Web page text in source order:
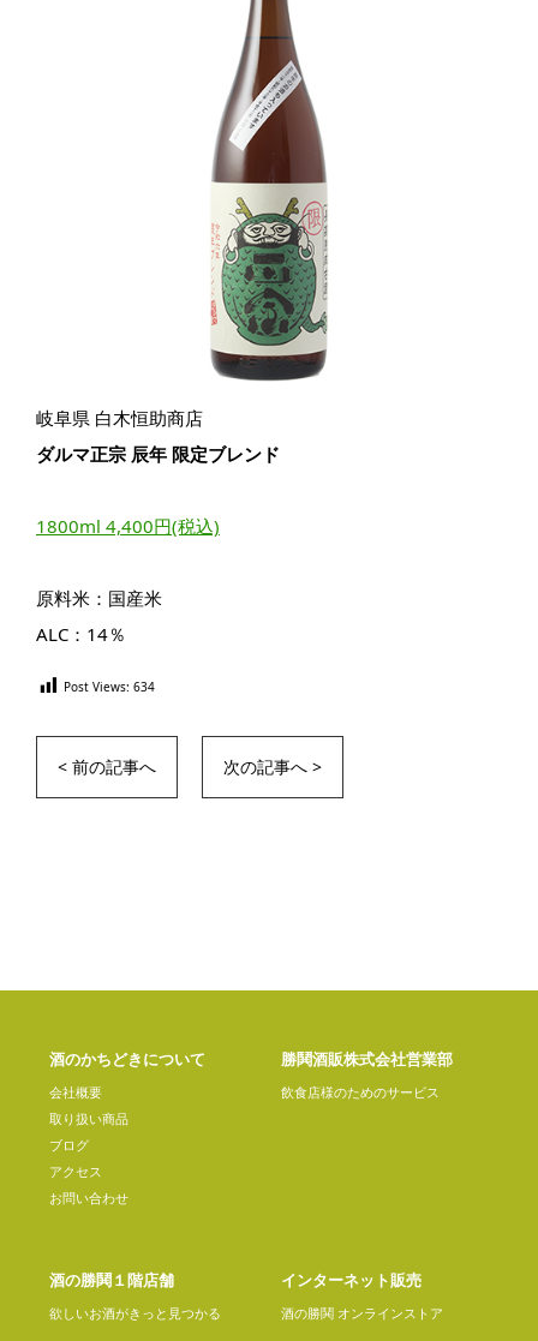
岐阜県 白木恒助商店
ダルマ正宗 辰年 限定ブレンド
1800ml 4,400円(税込)
原料米：国産米
ALC：14％
Post Views: 634
< 前の記事へ 次の記事へ >
酒のかちどきについて
会社概要
取り扱い商品
ブログ
アクセス
お問い合わせ
勝鬨酒販株式会社営業部
飲食店様のためのサービス
酒の勝鬨１階店舗
欲しいお酒がきっと見つかる
インターネット販売
酒の勝鬨 オンラインストア